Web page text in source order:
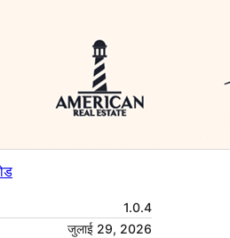
1.0.4
जुलाई 29, 2026